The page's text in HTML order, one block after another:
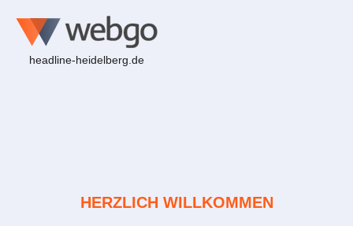
headline-heidelberg.de
HERZLICH WILLKOMMEN